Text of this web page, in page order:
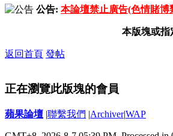
公告: 本論壇禁止廣告(色情賭博
本版塊或指
返回首頁 發帖
正在瀏覽此版塊的會員
蘋果論壇 |聯繫我們 |Archiver|WAP